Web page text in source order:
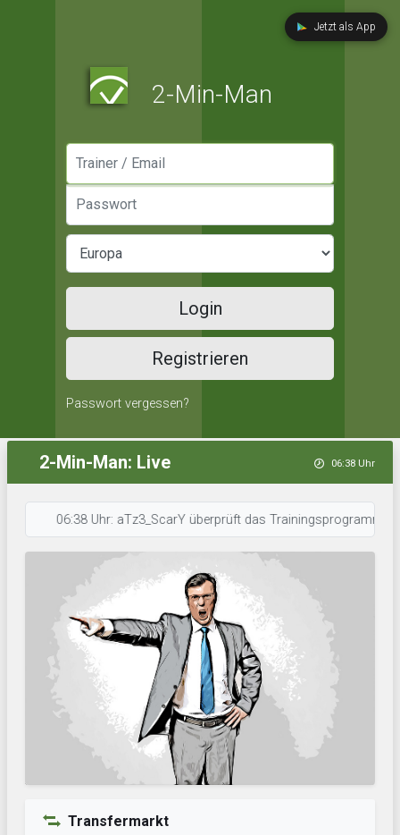
Jetzt als App
2-Min-Man
Login
Registrieren
Passwort vergessen?
2-Min-Man: Live 06:38 Uhr
06:38 Uhr: aTz3_ScarY überprüft das Trainingsprogramm. •
Transfermarkt